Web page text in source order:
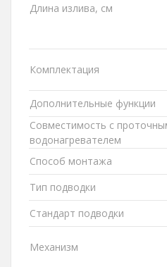
Длина излива, см
Комплектация
Дополнительные функции
Совместимость с
водонагревателем
Способ монтажа
Тип подводки
Стандарт подводки
Механизм